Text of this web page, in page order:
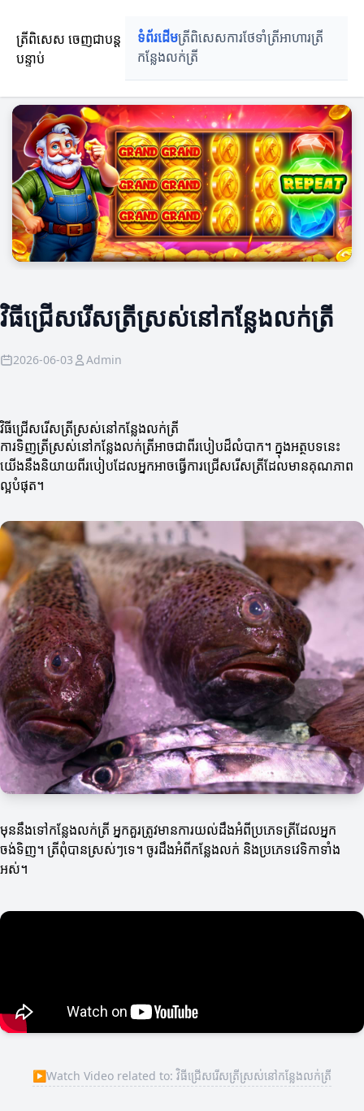
ត្រីពិសេស ចេញជាបន្ត
បន្ទាប់
ទំព័រដើមត្រីពិសេសការថែទាំត្រីអាហារត្រី
កន្លែងលក់ត្រី
វិធីជ្រើសរើសត្រីស្រស់នៅកន្លែងលក់ត្រី
2026-06-03 Admin
វិធីជ្រើសរើសត្រីស្រស់នៅកន្លែងលក់ត្រី
ការទិញត្រីស្រស់នៅកន្លែងលក់ត្រីអាចជាពីរបៀបដ៏លំបាក។ ក្នុងអត្ថបទនេះ
យើងនឹងនិយាយពីរបៀបដែលអ្នកអាចធ្វើការជ្រើសរើសត្រីដែលមានគុណភាព
ល្អបំផុត។
មុននឹងទៅកន្លែងលក់ត្រី អ្នកគួរត្រូវមានការយល់ដឹងអំពីប្រភេទត្រីដែលអ្នក
ចង់ទិញ។ ត្រីពុំបានស្រស់ៗទេ។ ចូរដឹងអំពីកន្លែងលក់ និងប្រភេទវេទិកាទាំង
អស់។
▶Watch Video related to: វិធីជ្រើសរើសត្រីស្រស់នៅកន្លែងលក់ត្រី